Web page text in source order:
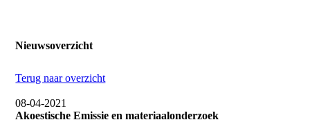
Nieuwsoverzicht
Terug naar overzicht
08-04-2021
Akoestische Emissie en materiaalonderzoek